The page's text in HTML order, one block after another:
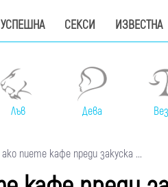
УСПЕШНА СЕКСИ ИЗВЕСТНА
Лъв Дева
пиете кафе преди закуска ...